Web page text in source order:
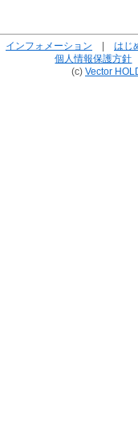
インフォメーション
はじ
個人情報保護方針
(c) Vector